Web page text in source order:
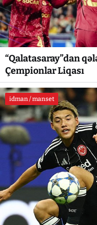
“Qalatasaray”dan
Çempionlar Liqası
idman / manset